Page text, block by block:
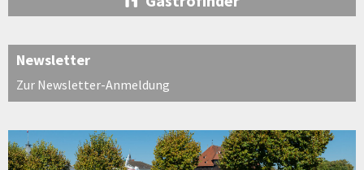
Newsletter
Zur Newsletter-Anmeldung